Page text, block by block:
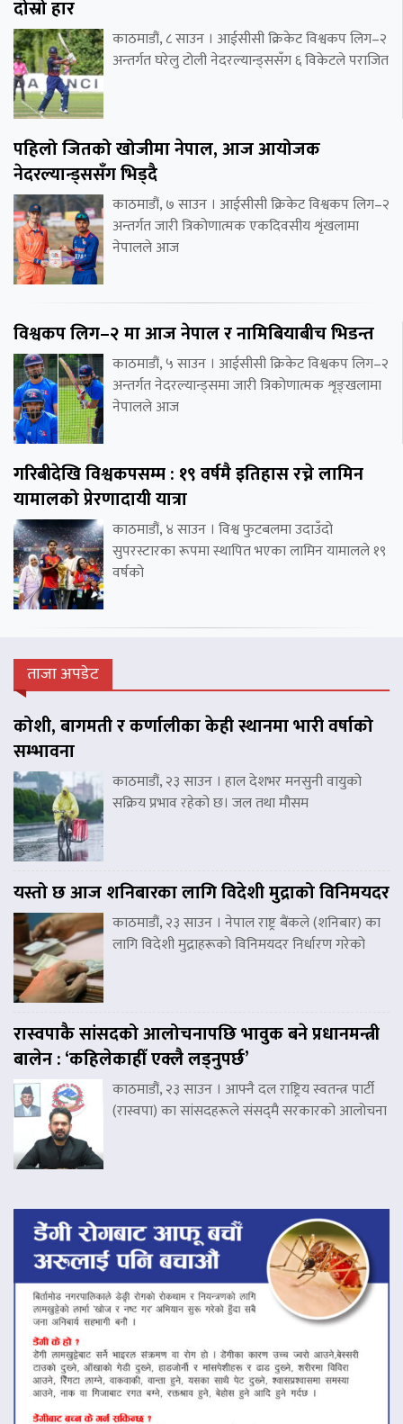
दोस्रो हार
काठमाडौं, ८ साउन । आईसीसी क्रिकेट विश्वकप लिग–२
अन्तर्गत घरेलु टोली नेदरल्यान्ड्ससँग ६ विकेटले पराजित
पहिलो जितको खोजीमा नेपाल, आज आयोजक
नेदरल्यान्ड्ससँग भिड्दै
काठमाडौं, ७ साउन । आईसीसी क्रिकेट विश्वकप लिग–२
अन्तर्गत जारी त्रिकोणात्मक एकदिवसीय शृंखलामा
नेपालले आज
विश्वकप लिग–२ मा आज नेपाल र नामिबियाबीच भिडन्त
काठमाडौं, ५ साउन । आईसीसी क्रिकेट विश्वकप लिग–२
अन्तर्गत नेदरल्यान्ड्समा जारी त्रिकोणात्मक शृङ्खलामा
नेपालले आज
गरिबीदेखि विश्वकपसम्म : १९ वर्षमै इतिहास रच्ने लामिन
यामालको प्रेरणादायी यात्रा
काठमाडौं, ४ साउन । विश्व फुटबलमा उदाउँदो
सुपरस्टारका रूपमा स्थापित भएका लामिन यामालले १९
वर्षको
ताजा अपडेट
कोशी, बागमती र कर्णालीका केही स्थानमा भारी वर्षाको
सम्भावना
काठमाडौं, २३ साउन । हाल देशभर मनसुनी वायुको
सक्रिय प्रभाव रहेको छ। जल तथा मौसम
यस्तो छ आज शनिबारका लागि विदेशी मुद्राको विनिमयदर
काठमाडौं, २३ साउन । नेपाल राष्ट्र बैंकले (शनिबार) का
लागि विदेशी मुद्राहरूको विनिमयदर निर्धारण गरेको
रास्वपाकै सांसदको आलोचनापछि भावुक बने प्रधानमन्त्री
बालेन : ‘कहिलेकाहीँ एक्लै लड्नुपर्छ’
काठमाडौं, २३ साउन । आफ्नै दल राष्ट्रिय स्वतन्त्र पार्टी
(रास्वपा) का सांसदहरूले संसद्‌मै सरकारको आलोचना